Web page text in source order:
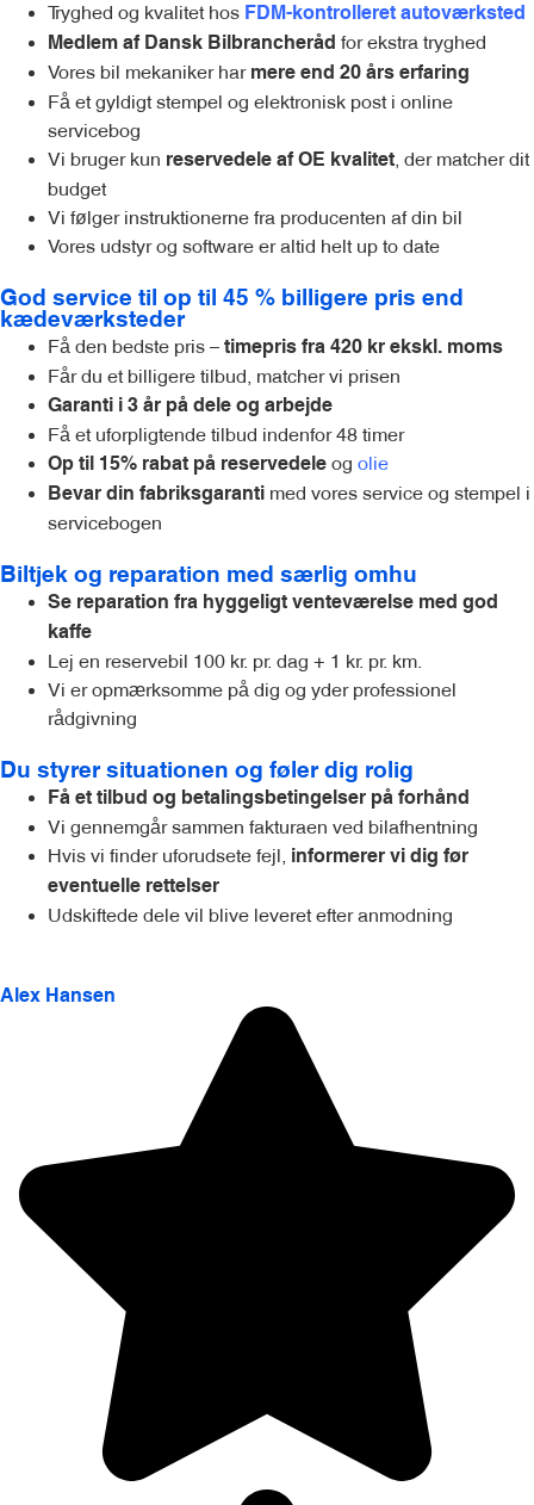
Tryghed og kvalitet hos FDM-kontrolleret autoværksted
Medlem af Dansk Bilbrancheråd for ekstra tryghed
Vores bil mekaniker har mere end 20 års erfaring
Få et gyldigt stempel og elektronisk post i online
servicebog
Vi bruger kun reservedele af OE kvalitet , der matcher dit
budget
Vi følger instruktionerne fra producenten af din bil
Vores udstyr og software er altid helt up to date
God service til op til 45 % billigere pris end
kædeværksteder
Få den bedste pris – timepris fra 420 kr ekskl. moms
Får du et billigere tilbud, matcher vi prisen
Garanti i 3 år på dele og arbejde
Få et uforpligtende tilbud indenfor 48 timer
Op til 15% rabat på reservedele og olie
Bevar din fabriksgaranti
med vores service og stempel i
servicebogen
Biltjek og reparation med særlig omhu
Se reparation fra hyggeligt venteværelse med god
kaffe
Lej en reservebil 100 kr. pr. dag + 1 kr. pr. km.
Vi er opmærksomme på dig og yder professionel
rådgivning
Du styrer situationen og føler dig rolig
Få et tilbud og betalingsbetingelser på forhånd
Vi gennemgår sammen fakturaen ved bilafhentning
Hvis vi finder uforudsete fejl,
informerer vi dig før
eventuelle rettelser
Udskiftede dele vil blive leveret efter anmodning
Alex Hansen